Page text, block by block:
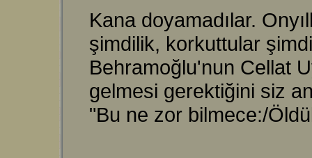
Kana doyamadılar.
şimdilik, korkuttular
Behramoğlu'nun Cellat
gelmesi gerektiğini siz
"Bu ne zor bilmece:/